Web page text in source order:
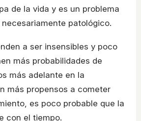
de la vida y es un problema
patológico.
a ser insensibles y poco
más probabilidades de
más adelante en la
más propensos a cometer
es poco probable que la
con el tiempo.